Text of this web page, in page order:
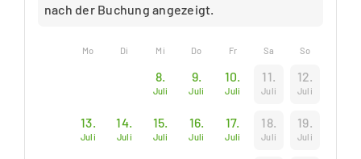
nach der Buchung angezeigt.
Mo Di Mi Do Fr Sa So
8.
Juli
9.
Juli
10.
Juli
11.
Juli
12.
Juli
13.
Juli
14.
Juli
15.
Juli
16.
Juli
17.
Juli
18.
Juli
19.
Juli